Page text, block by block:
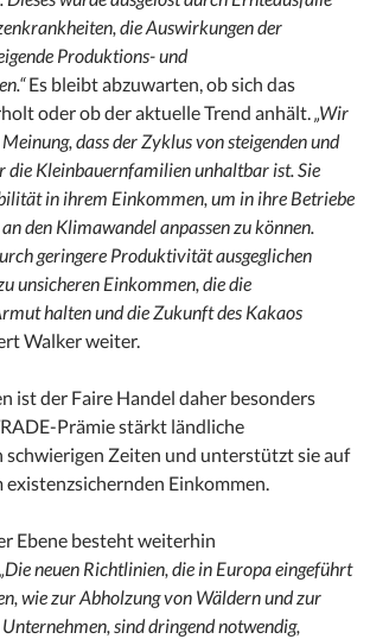
die Auswirkungen der
Produktions- und
Es bleibt abzuwarten, ob sich das
oder ob der aktuelle Trend anhält.„Wir
dass der Zyklus von steigenden und
die Kleinbauernfamilien unhaltbar ist. Sie
in ihrem Einkommen, um in ihre Betriebe
den Klimawandel anpassen zu können.
geringere Produktivität ausgeglichen
unsicheren Einkommen, die die
halten und die Zukunft des Kakaos
Walker weiter.
ist der Faire Handel daher besonders
Prämie stärkt ländliche
schwierigen Zeiten und unterstützt sie auf
existenzsichernden Einkommen.
Ebene besteht weiterhin
„Die neuen Richtlinien, die in Europa eingeführt
wie zur Abholzung von Wäldern und zur
sind dringend notwendig,